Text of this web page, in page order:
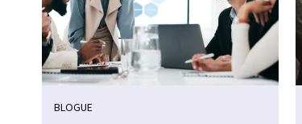
BLOGUE